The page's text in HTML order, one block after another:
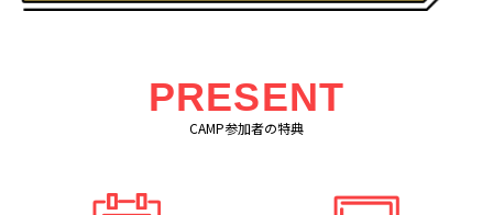
PRESENT
CAMP参加者の特典